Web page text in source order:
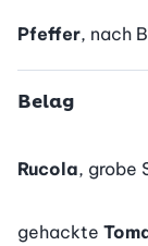
Pfeffer, nach
Belag
Rucola, grobe
gehackte